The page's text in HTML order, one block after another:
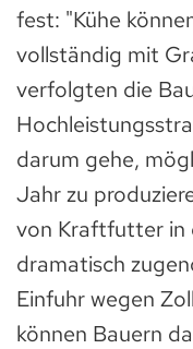
fest: "Kühe
vollständig mit
verfolgten die
darum gehe,
Jahr zu
von Kraftfutter in
dramatisch
Einfuhr wegen
können Bauern